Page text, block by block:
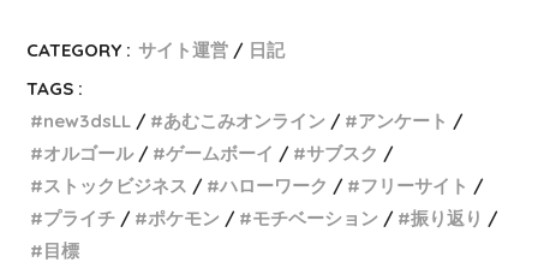
CATEGORY : サイト運営
日記
TAGS :
new3dsLL
あむこみオンライン
アンケート
オルゴール
ゲームボーイ
サブスク
ストックビジネス
ハローワーク
フリーサイト
プライチ
ポケモン モチベーション
振り返り
目標